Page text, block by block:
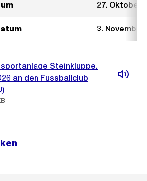
27. Oktober
3. November
Steinkluppe,
an den Fussballclub